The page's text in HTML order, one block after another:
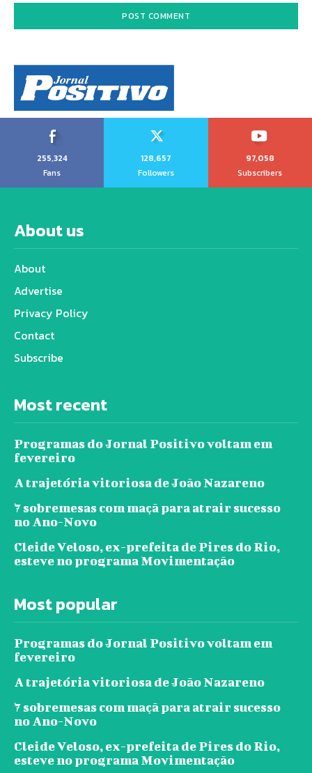
255,324
Fans
128,657
Followers
97,058
Subscribers
About us
About
Advertise
Privacy Policy
Contact
Subscribe
Most recent
Programas do Jornal Positivo voltam em
fevereiro
A trajetória vitoriosa de João Nazareno
7 sobremesas com maçã para atrair sucesso
no Ano-Novo
Cleide Veloso, ex-prefeita de Pires do Rio,
esteve no programa Movimentação
Most popular
Programas do Jornal Positivo voltam em
fevereiro
A trajetória vitoriosa de João Nazareno
7 sobremesas com maçã para atrair sucesso
no Ano-Novo
Cleide Veloso, ex-prefeita de Pires do Rio,
esteve no programa Movimentação